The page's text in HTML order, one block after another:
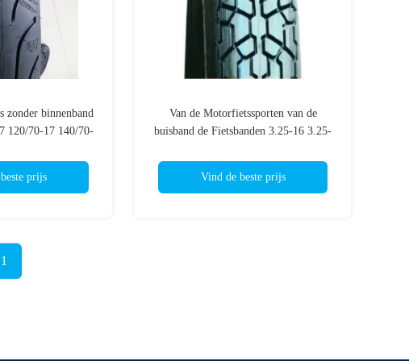
zonder binnenband
120/70-17 140/70-
prijs
Van de Motorfietssporten van de
buisband de Fietsbanden 3.25-16 3.25-
drie wielen-Motorfietsparen Gebruik
Vind de beste prijs
1